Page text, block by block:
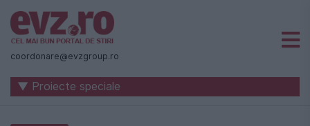
Știri
naționale
internaționale
coordonare@evzgroup.ro
▼ Proiecte speciale